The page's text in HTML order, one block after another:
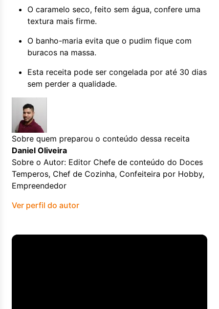
O caramelo seco, feito sem água, confere uma
textura mais firme.
O banho-maria evita que o pudim fique com
buracos na massa.
Esta receita pode ser congelada por até 30 dias
sem perder a qualidade.
Sobre quem preparou o conteúdo dessa receita
Daniel Oliveira
Sobre o Autor: Editor Chefe de conteúdo do Doces
Temperos, Chef de Cozinha, Confeiteira por Hobby,
Empreendedor
Ver perfil do autor